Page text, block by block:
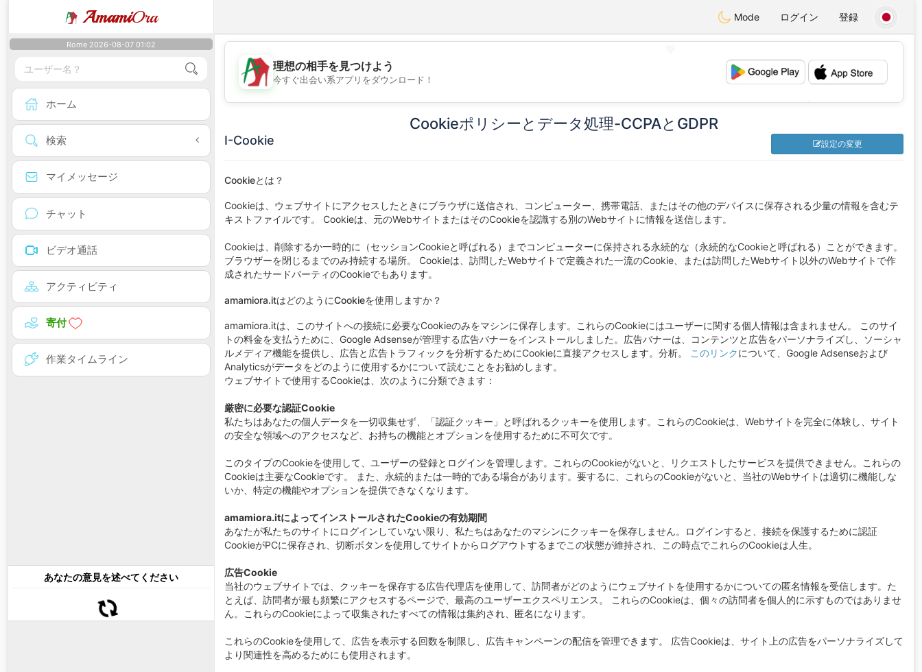
AmamiOra Mode ログイン 登録
Rome 2026-08-07 01:02
ホーム
検索
マイメッセージ
チャット
ビデオ通話
アクティビティ
寄付
作業タイムライン
あなたの意見を述べてください
💖
💕
理想の相手を見つけよう
今すぐ出会い系アプリをダウンロード！
Cookieポリシーとデータ処理-CCPAとGDPR
I-Cookie 設定の変更
Cookieとは？
Cookieは、ウェブサイトにアクセスしたときにブラウザに送信され、コンピューター、携帯電話、またはその他のデバイスに保存される少量の情報を含むテ
キストファイルです。 Cookieは、元のWebサイトまたはそのCookieを認識する別のWebサイトに情報を送信します。
Cookieは、削除するか一時的に（セッションCookieと呼ばれる）までコンピューターに保持される永続的な（永続的なCookieと呼ばれる）ことができます。
ブラウザーを閉じるまでのみ持続する場所。 Cookieは、訪問したWebサイトで定義された一流のCookie、または訪問したWebサイト以外のWebサイトで作
成されたサードパーティのCookieでもあります。
amamiora.itはどのようにCookieを使用しますか？
amamiora.itは、このサイトへの接続に必要なCookieのみをマシンに保存します。これらのCookieにはユーザーに関する個人情報は含まれません。 このサイ
トの料金を支払うために、Google Adsenseが管理する広告バナーをインストールしました。広告バナーは、コンテンツと広告をパーソナライズし、ソーシャ
ルメディア機能を提供し、広告と広告トラフィックを分析するためにCookieに直接アクセスします。分析。
このリンクについて、Google Adsenseおよび
Analyticsがデータをどのように使用するかについて読むことをお勧めします。
ウェブサイトで使用するCookieは、次のように分類できます：
厳密に必要な認証Cookie
私たちはあなたの個人データを一切収集せず、「認証クッキー」と呼ばれるクッキーを使用します。これらのCookieは、Webサイトを完全に体験し、サイト
の安全な領域へのアクセスなど、お持ちの機能とオプションを使用するために不可欠です。
このタイプのCookieを使用して、ユーザーの登録とログインを管理します。これらのCookieがないと、リクエストしたサービスを提供できません。これらの
Cookieは主要なCookieです。 また、永続的または一時的である場合があります。要するに、これらのCookieがないと、当社のWebサイトは適切に機能しな
いか、特定の機能やオプションを提供できなくなります。
amamiora.itによってインストールされたCookieの有効期間
あなたが私たちのサイトにログインしていない限り、私たちはあなたのマシンにクッキーを保存しません。ログインすると、接続を保護するために認証
CookieがPCに保存され、切断ボタンを使用してサイトからログアウトするまでこの状態が維持され、この時点でこれらのCookieは人生。
広告Cookie
当社のウェブサイトでは、クッキーを保存する広告代理店を使用して、訪問者がどのようにウェブサイトを使用するかについての匿名情報を受信します。た
とえば、訪問者が最も頻繁にアクセスするページで、最高のユーザーエクスペリエンス。 これらのCookieは、個々の訪問者を個人的に示すものではありませ
ん。これらのCookieによって収集されたすべての情報は集約され、匿名になります。
これらのCookieを使用して、広告を表示する回数を制限し、広告キャンペーンの配信を管理できます。 広告Cookieは、サイト上の広告をパーソナライズして
より関連性を高めるためにも使用されます。